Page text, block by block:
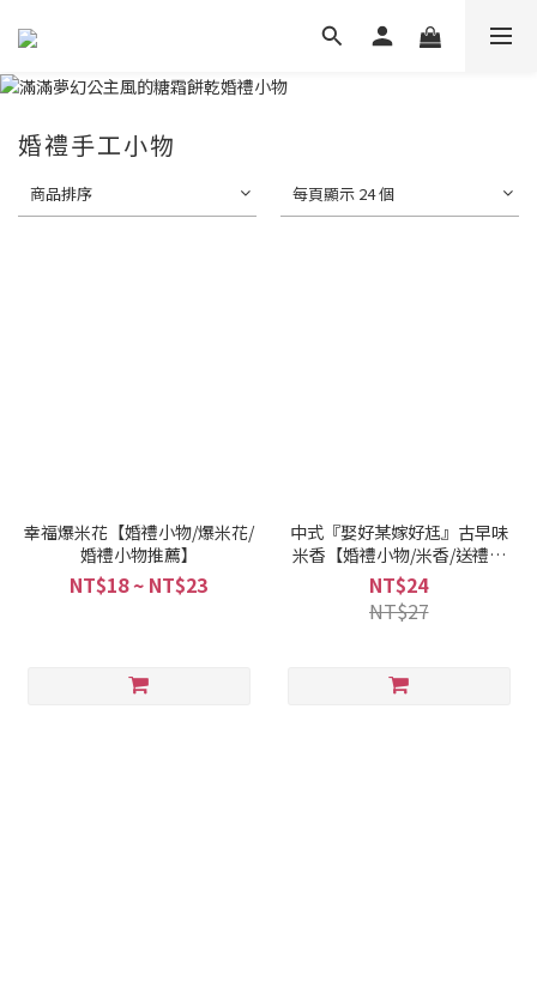
婚禮手工小物
商品排序 每頁顯示 24 個
幸福爆米花【婚禮小物/爆米花/
婚禮小物推薦】
NT$18 ~ NT$23
中式『娶好某嫁好尪』古早味
米香【婚禮小物/米香/送禮推
薦】
NT$24
NT$27